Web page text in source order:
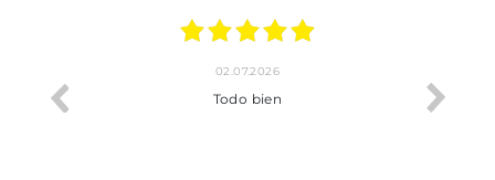
02.07.2026
Todo bien